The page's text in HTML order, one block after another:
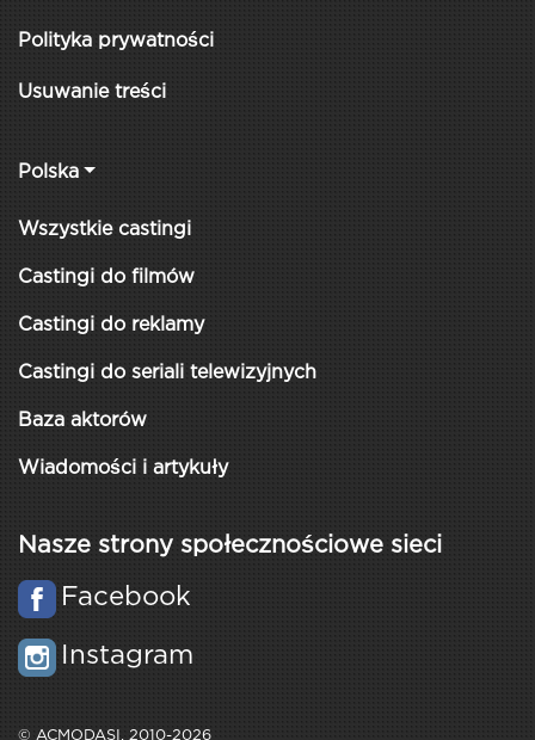
Polityka prywatności
Usuwanie treści
Polska
Wszystkie castingi
Castingi do filmów
Castingi do reklamy
Castingi do seriali telewizyjnych
Baza aktorów
Wiadomości i artykuły
Nasze strony społecznościowe sieci
Facebook
Instagram
© ACMODASI, 2010-2026